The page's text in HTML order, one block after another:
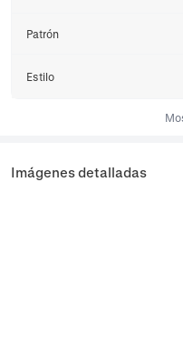
Patrón
Estilo
Imágenes detalladas